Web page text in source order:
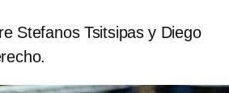
Stefanos Tsitsipas y Diego